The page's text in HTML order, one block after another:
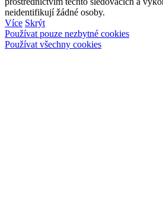
neidentifikují žádné osoby.
Více Skrýt
Používat pouze nezbytné cookies
Používat všechny cookies